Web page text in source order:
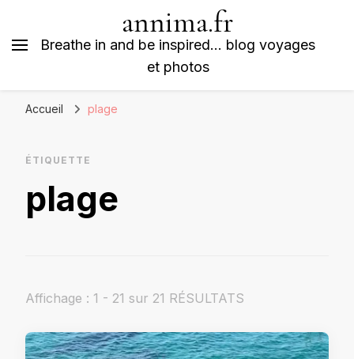
annima.fr
Breathe in and be inspired… blog voyages
et photos
Accueil plage
ÉTIQUETTE
plage
Affichage : 1 - 21 sur 21 RÉSULTATS